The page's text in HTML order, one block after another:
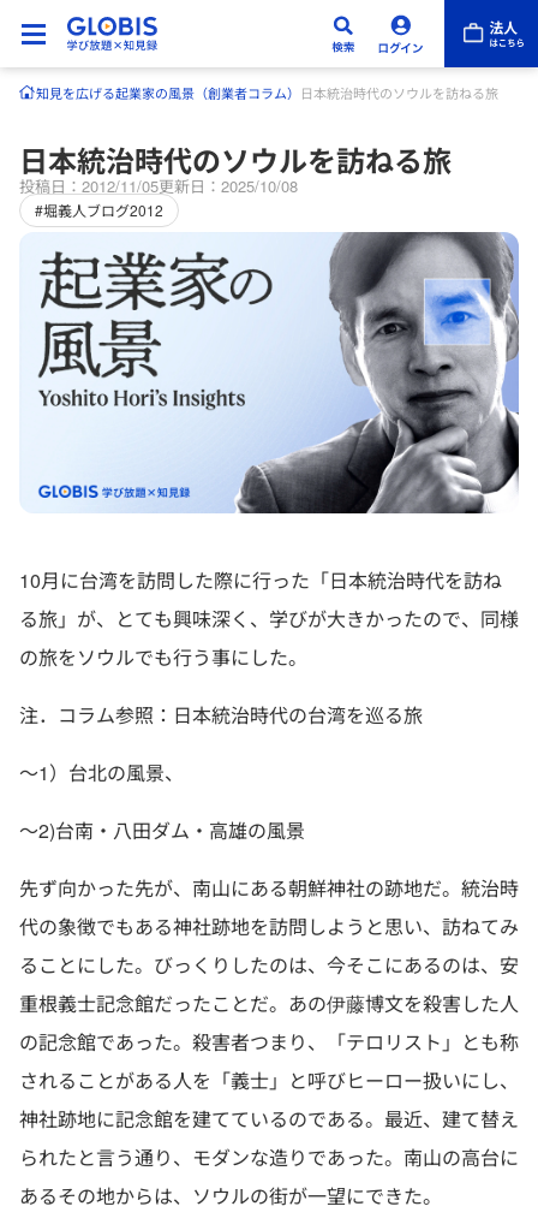
知見を広げる起業家の風景（創業者コラム） 日本統治時代のソウルを訪ねる旅
日本統治時代のソウルを訪ねる旅
投稿日：2012/11/05更新日：2025/10/08
#堀義人ブログ2012
10月に台湾を訪問した際に行った「日本統治時代を訪ね
る旅」が、とても興味深く、学びが大きかったので、同様
の旅をソウルでも行う事にした。
注．コラム参照：日本統治時代の台湾を巡る旅
～1）台北の風景、
～2)台南・八田ダム・高雄の風景
先ず向かった先が、南山にある朝鮮神社の跡地だ。統治時
代の象徴でもある神社跡地を訪問しようと思い、訪ねてみ
ることにした。びっくりしたのは、今そこにあるのは、安
重根義士記念館だったことだ。あの伊藤博文を殺害した人
の記念館であった。殺害者つまり、「テロリスト」とも称
されることがある人を「義士」と呼びヒーロー扱いにし、
神社跡地に記念館を建てているのである。最近、建て替え
られたと言う通り、モダンな造りであった。南山の高台に
あるその地からは、ソウルの街が一望にできた。